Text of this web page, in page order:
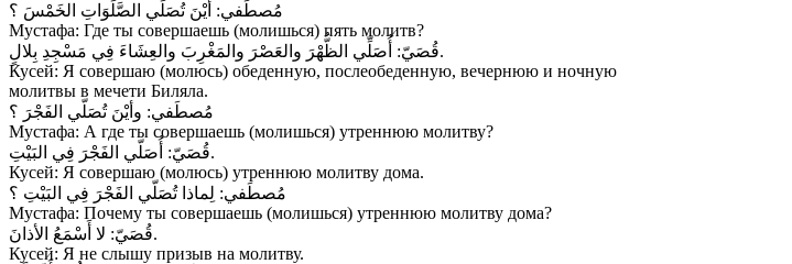
مُصطَفي: أيْنَ تُصَلِّي الصَّلَوَاتِ الخَمْسَ ؟
Мустафа: Где ты совершаешь (молишься) пять молитв?
قُصَيّ:أُصَلِّي الظُّهْرَ والعَصْرَ والمَغْرِبَ والعِشَاءَ فِي مَسْجِدِ بِلالٍ.
Кусей: Я совершаю (молюсь) обеденную, послеобеденную, вечернюю и ночную
молитвы в мечети Биляла.
مُصطَفي: وأيْنَ تُصَلّي الفَجْرَ ؟
Мустафа: А где ты совершаешь (молишься) утреннюю молитву?
قُصَيّ:أُصَلّي الفَجْرَ فِي البَيْتِ.
Кусей: Я совершаю (молюсь) утреннюю молитву дома.
مُصطَفي: لِماذا تُصَلّي الفَجْرَ فِي البَيْتِ ؟
Мустафа: Почему ты совершаешь (молишься) утреннюю молитву дома?
قُصَيّ:لا أَسْمَعُ الأذانَ.
Кусей: Я не слышу призыв на молитву.